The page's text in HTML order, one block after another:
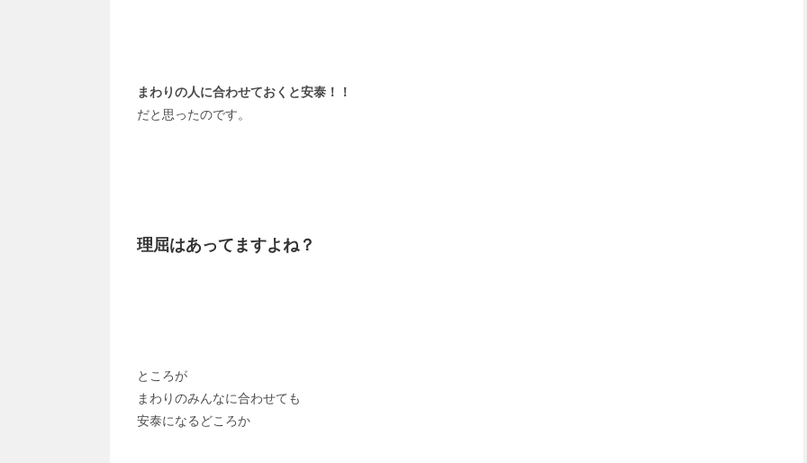
まわりの人に合わせておくと安泰！！
だと思ったのです。
理屈はあってますよね？
ところが
まわりのみんなに合わせても
安泰になるどころか